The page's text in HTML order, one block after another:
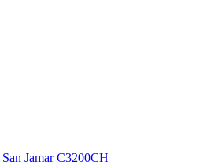
Jamar C3200CH